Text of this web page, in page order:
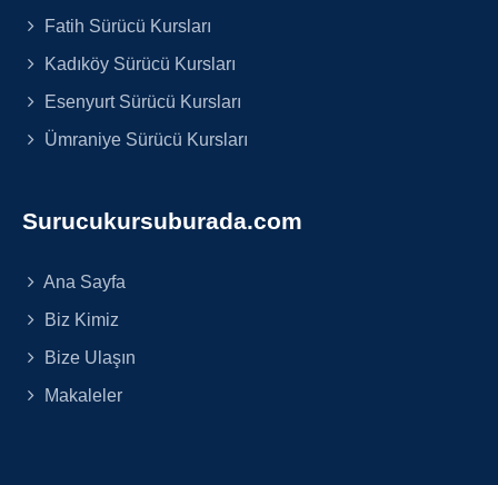
Fatih Sürücü Kursları
Kadıköy Sürücü Kursları
Esenyurt Sürücü Kursları
Ümraniye Sürücü Kursları
Surucukursuburada.com
Ana Sayfa
Biz Kimiz
Bize Ulaşın
Makaleler